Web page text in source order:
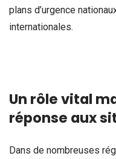
plans d’urgence
internationales.
Un rôle vital
réponse aux
Dans de nombreuses